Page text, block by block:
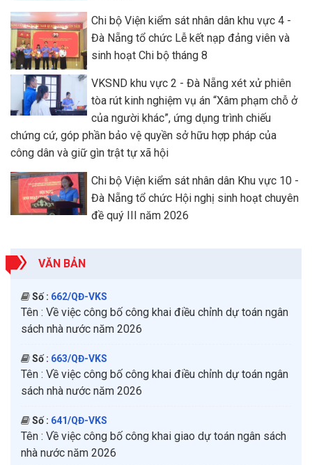
Chi bộ Viện kiểm sát nhân dân khu vực 4 -
Đà Nẵng tổ chức Lễ kết nạp đảng viên và
sinh hoạt Chi bộ tháng 8
VKSND khu vực 2 - Đà Nẵng xét xử phiên
tòa rút kinh nghiệm vụ án “Xâm phạm chỗ ở
của người khác”, ứng dụng trình chiếu
chứng cứ, góp phần bảo vệ quyền sở hữu hợp pháp của
công dân và giữ gìn trật tự xã hội
Chi bộ Viện kiểm sát nhân dân Khu vực 10 -
Đà Nẵng tổ chức Hội nghị sinh hoạt chuyên
đề quý III năm 2026
VĂN BẢN
Số : 662/QĐ-VKS
Tên : Về việc công bố công khai điều chỉnh dự toán ngân
sách nhà nước năm 2026
Số : 663/QĐ-VKS
Tên : Về việc công bố công khai điều chỉnh dự toán ngân
sách nhà nước năm 2026
Số : 641/QĐ-VKS
Tên : Về việc công bố công khai giao dự toán ngân sách
nhà nước năm 2026